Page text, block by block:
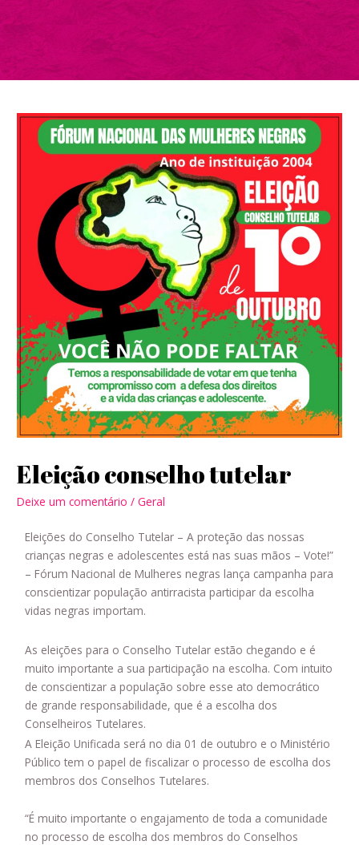
Eleição conselho tutelar
Deixe um comentário /Geral
Eleições do Conselho Tutelar – A proteção das nossas
crianças negras e adolescentes está nas suas mãos – Vote!”
– Fórum Nacional de Mulheres negras lança campanha para
conscientizar população antirracista participar da escolha
vidas negras importam.
As eleições para o Conselho Tutelar estão chegando e é
muito importante a sua participação na escolha. Com intuito
de conscientizar a população sobre esse ato democrático
de grande responsabilidade, que é a escolha dos
Conselheiros Tutelares.
A Eleição Unificada será no dia 01 de outubro e o Ministério
Público tem o papel de fiscalizar o processo de escolha dos
membros dos Conselhos Tutelares.
“É muito importante o engajamento de toda a comunidade
no processo de escolha dos membros do Conselhos